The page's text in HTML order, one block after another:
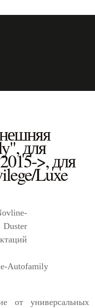
для
>, для
Luxe
Autofamily
от универсальных